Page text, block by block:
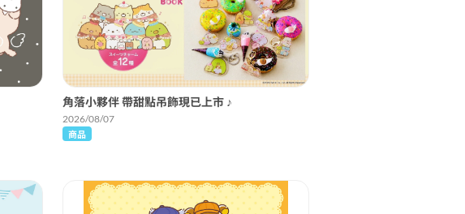
角落小夥伴 帶甜點吊飾現已上市 ♪
2026/08/07
商品